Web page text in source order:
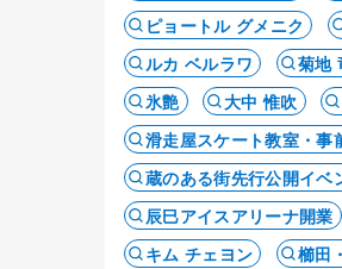
ピョートル グメニク
ルカ ベルラワ
菊地
氷艶
大中 惟吹
滑走屋スケート教室・事
蔵のある街先行公開イベ
辰巳アイスアリーナ開業
キム チェヨン
櫛田